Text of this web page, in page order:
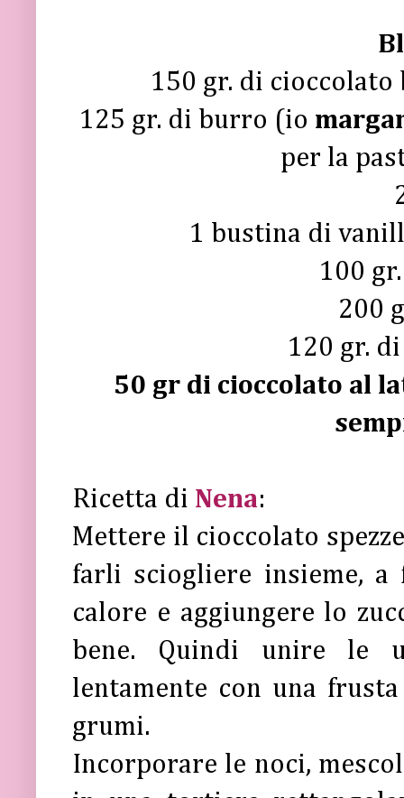
150 gr. di
125 gr. di burro (io
per la
1 bustina di
100
200
120 gr.
50 gr di cioccolato al
Ricetta di Nena:
Mettere il cioccolato
farli sciogliere insieme, a
calore e aggiungere lo
bene. Quindi unire le
lentamente con una
grumi.
Incorporare le noci,